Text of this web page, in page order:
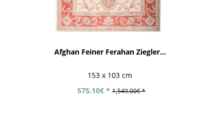
Afghan Feiner Ferahan Ziegler...
153 x 103 cm
575.10€ * 1,549.00€ *